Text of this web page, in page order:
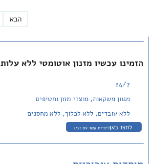
הבא
הזמינו עכשיו מזנון אוטומטי ללא עלות
24/7
מגוון משקאות, מוצרי מזון וחטיפים
ללא עובדים, ללא לכלוך, ללא מחסנים
לחצו כאןליצירת קשר עם נציג